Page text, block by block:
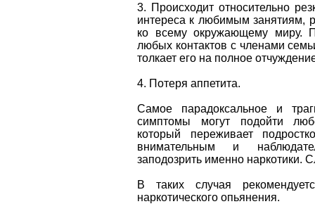
3. Происходит относительно
интереса к любимым занятиям,
ко всему окружающему миру.
любых контактов с членами
толкает его на полное
4. Потеря аппетита.
Самое парадоксальное и
симптомы могут подойти
который переживает
внимательным и
заподозрить именно наркотики.
В таких случая
наркотического опьянения.